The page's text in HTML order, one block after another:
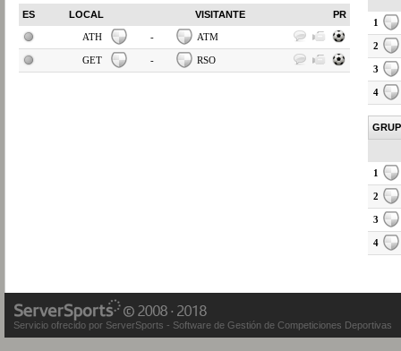
ES
LOCAL VISITANTE PR
ATH - ATM
GET - RSO
1
2
3
4
1
2
3
4
Servicio ofrecido por ServerSports - Software de Gestión de Competiciones Deportivas